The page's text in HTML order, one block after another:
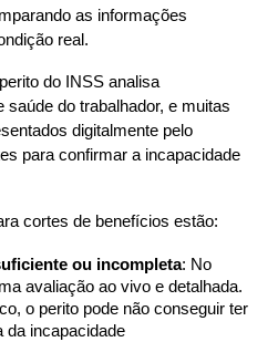
as informações
real.
do INSS analisa
do trabalhador, e muitas
digitalmente pelo
para confirmar a incapacidade
cortes de benefícios estão:
ou incompleta: No
avaliação ao vivo e detalhada.
o perito pode não conseguir ter
da incapacidade